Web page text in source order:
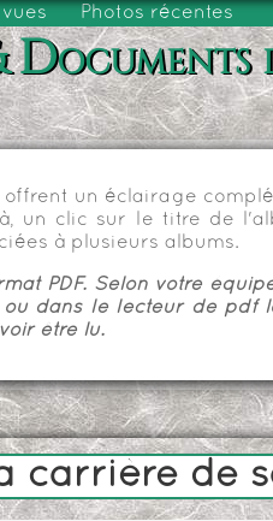
vues Photos récentes
Documents
un éclairage
un clic sur le titre de
à plusieurs albums.
PDF. Selon votre
dans le lecteur de pdf
être lu.
carrière de